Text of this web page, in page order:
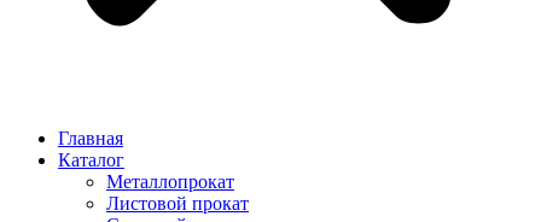
Главная
Каталог
Металлопрокат
Листовой прокат